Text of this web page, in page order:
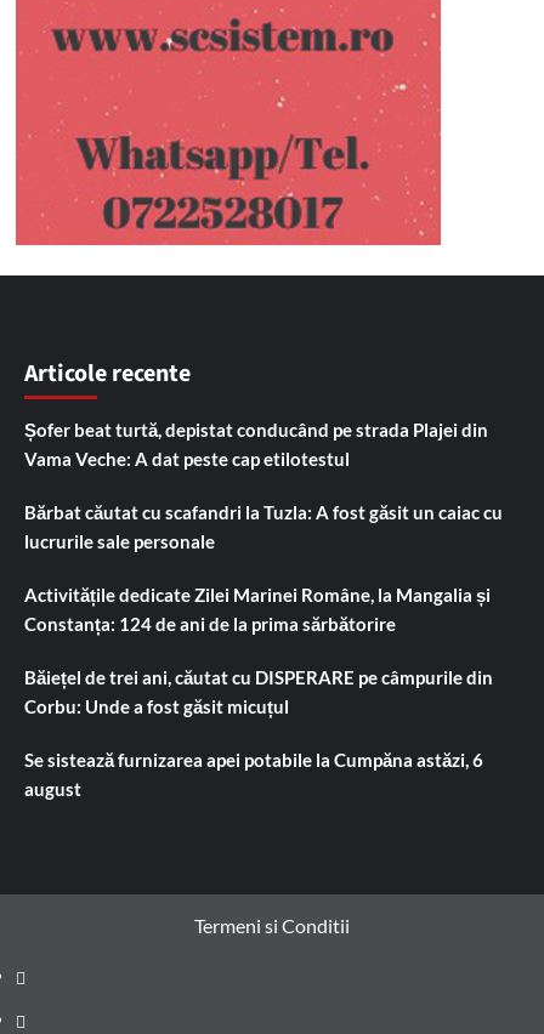
Articole recente
Șofer beat turtă, depistat conducând pe strada Plajei din
Vama Veche: A dat peste cap etilotestul
Bărbat căutat cu scafandri la Tuzla: A fost găsit un caiac cu
lucrurile sale personale
Activitățile dedicate Zilei Marinei Române, la Mangalia și
Constanța: 124 de ani de la prima sărbătorire
Băiețel de trei ani, căutat cu DISPERARE pe câmpurile din
Corbu: Unde a fost găsit micuțul
Se sistează furnizarea apei potabile la Cumpăna astăzi, 6
august
Termeni si Conditii
Prima
pagină
Știri